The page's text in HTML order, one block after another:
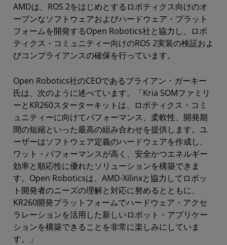
AMDは、ROS 2をはじめとするロボティクス向けのオ
ープンなソフトウェアおよびハードウェア・プラット
フォームを開発するOpen Robotics社と協力し、ロボ
ティクス・コミュニティー向けのROS 2実装の検証およ
びコンプライアンスの確保を行っています。
Open Robotics社のCEOであるブライアン・ガーキー
氏は、次のように述べています。「Kria SOMファミリ
ーとKR260スターターキットは、ロボティクス・コミ
ュニティーに向けてパフォーマンス、柔軟性、開発期
間の短縮といった最高の組み合わせを提供します。ユ
ーザーはソフトウェア定義のハードウェアを作成し、
ワット・パフォーマンスが高く、安全かつエネルギー
効率と順応性に優れたソリューションを構築できま
す。Open Roboticsは、AMD-Xilinxと協力してロボッ
ト開発者のニーズの理解と対応に努めるとともに、
KR260開発プラットフォームでハードウェア・アクセ
ラレーションを活用した新しいロボット・アプリケー
ションを構築できることを非常に楽しみにしていま
す。」